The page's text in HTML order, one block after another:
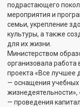
подрастающего
мероприятия и
семьи, укрепление
культуры, а также
для их жизни.
Министерством
организовала работа
проекта «Все лучшее
— оснащения
жизнедеятельности»,
— проведения